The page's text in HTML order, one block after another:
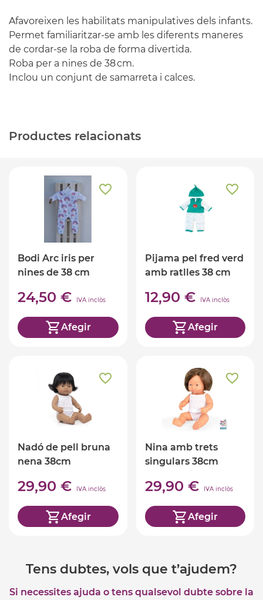
Afavoreixen les habilitats manipulatives dels infants.
Permet familiaritzar-se amb les diferents maneres
de cordar-se la roba de forma divertida.
Roba per a nines de 38 cm.
Inclou un conjunt de samarreta i calces.
Productes relacionats
Bodi Arc iris per
nines de 38 cm
24,50 € IVA inclòs
Afegir
Pijama pel fred verd
amb ratlles 38 cm
12,90 € IVA inclòs
Afegir
Nadó de pell bruna
nena 38cm
29,90 € IVA inclòs
Afegir
Nina amb trets
singulars 38cm
29,90 € IVA inclòs
Afegir
Tens dubtes, vols que t’ajudem?
Si necessites ajuda o tens qualsevol dubte sobre la